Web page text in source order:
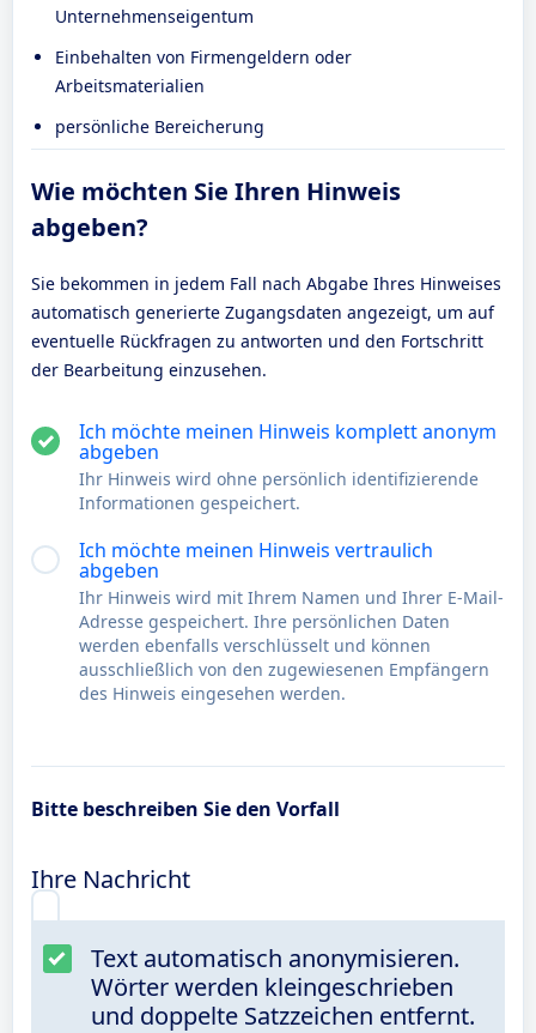
Unternehmenseigentum
Einbehalten von Firmengeldern oder
Arbeitsmaterialien
persönliche Bereicherung
Wie möchten Sie Ihren Hinweis
abgeben?
Sie bekommen in jedem Fall nach Abgabe Ihres Hinweises
automatisch generierte Zugangsdaten angezeigt, um auf
eventuelle Rückfragen zu antworten und den Fortschritt
der Bearbeitung einzusehen.
Ich möchte meinen Hinweis komplett anonym
abgeben
Ihr Hinweis wird ohne persönlich identifizierende
Informationen gespeichert.
Ich möchte meinen Hinweis vertraulich
abgeben
Ihr Hinweis wird mit Ihrem Namen und Ihrer E-Mail-
Adresse gespeichert. Ihre persönlichen Daten
werden ebenfalls verschlüsselt und können
ausschließlich von den zugewiesenen Empfängern
des Hinweis eingesehen werden.
Bitte beschreiben Sie den Vorfall
Ihre Nachricht
Text automatisch anonymisieren.
Wörter werden kleingeschrieben
und doppelte Satzzeichen entfernt.